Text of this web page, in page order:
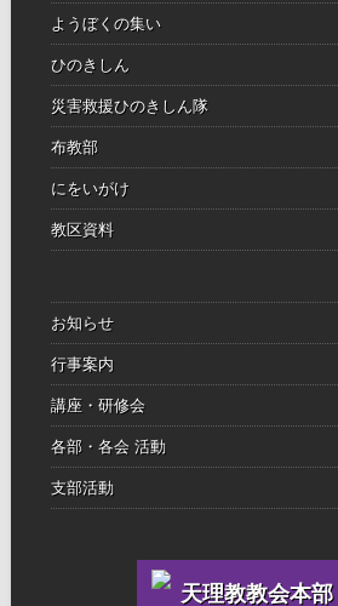
ようぼくの集い
ひのきしん
災害救援ひのきしん隊
布教部
にをいがけ
教区資料
お知らせ
行事案内
講座・研修会
各部・各会 活動
支部活動
天理教教会本部